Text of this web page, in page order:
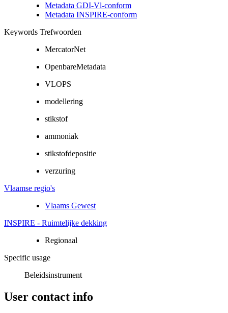
Metadata GDI-Vl-conform
Metadata INSPIRE-conform
Keywords Trefwoorden
MercatorNet
OpenbareMetadata
VLOPS
modellering
stikstof
ammoniak
stikstofdepositie
verzuring
Vlaamse regio's
Vlaams Gewest
INSPIRE - Ruimtelijke dekking
Regionaal
Specific usage
Beleidsinstrument
User contact info